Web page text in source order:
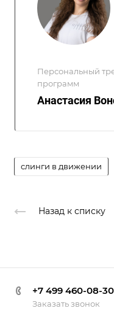
Персональный
программ
Анастасия
слинги в движении
Назад к списку
+7 499 460-08-30
Заказать звонок